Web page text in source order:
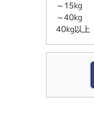
～15kg
～40kg
40kg以上